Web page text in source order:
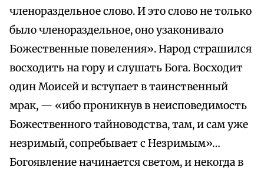
членораздельное слово. И это слово не только
было членораздельное, оно узаконивало
Божественные повеления». Народ страшился
восходить на гору и слушать Бога. Восходит
один Моисей и вступает в таинственный
мрак, — «ибо проникнув в неисповедимость
Божественного тайноводства, там, и сам уже
незримый, сопребывает с Незримым»…
Богоявление начинается светом, и некогда в